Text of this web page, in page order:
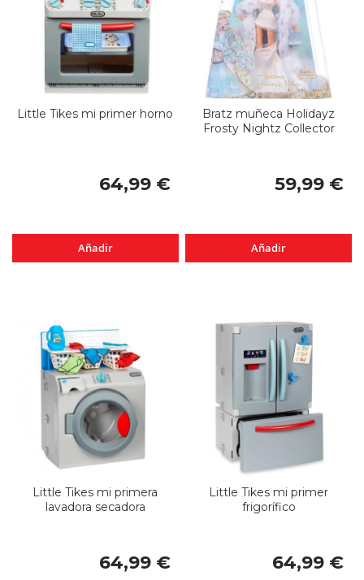
Little Tikes mi primer horno
64,99 €
Añadir
Bratz muñeca Holidayz
Frosty Nightz Collector
59,99 €
Añadir
Little Tikes mi primera
lavadora secadora
64,99 €
Little Tikes mi primer
frigorífico
64,99 €